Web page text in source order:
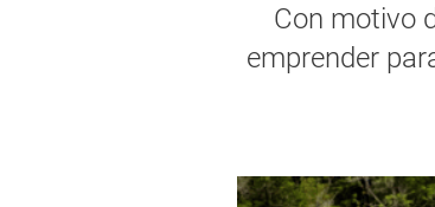
Con motivo
emprender